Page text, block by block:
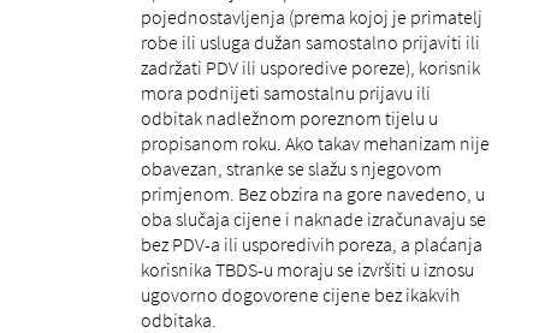
pojednostavljenja (prema kojoj je primatelj
robe ili usluga dužan samostalno prijaviti ili
zadržati PDV ili usporedive poreze), korisnik
mora podnijeti samostalnu prijavu ili
odbitak nadležnom poreznom tijelu u
propisanom roku. Ako takav mehanizam nije
obavezan, stranke se slažu s njegovom
primjenom. Bez obzira na gore navedeno, u
oba slučaja cijene i naknade izračunavaju se
bez PDV-a ili usporedivih poreza, a plaćanja
korisnika TBDS-u moraju se izvršiti u iznosu
ugovorno dogovorene cijene bez ikakvih
odbitaka.